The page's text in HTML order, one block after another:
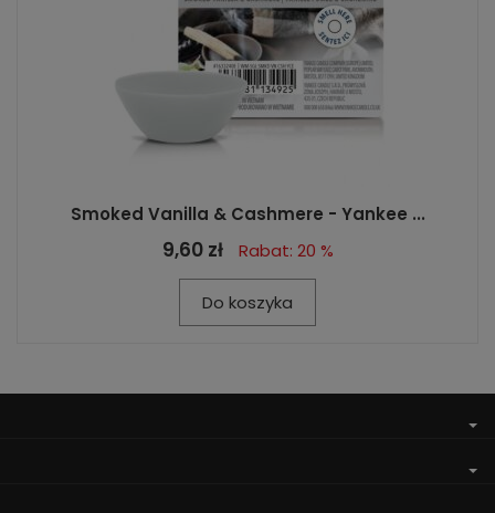
Smoked Vanilla & Cashmere - Yankee ...
9,60 zł Rabat: 20 %
Do koszyka